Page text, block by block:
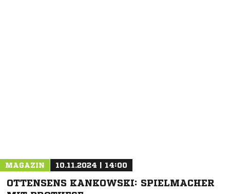
MAGAZIN 10.11.2024 | 14:00
OTTENSENS KANKOWSKI: SPIELMACHER